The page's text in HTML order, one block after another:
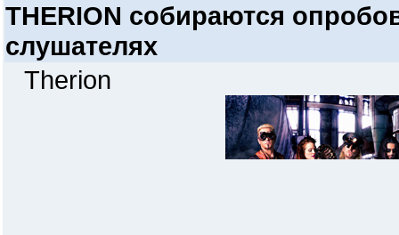
THERION собираются
слушателях
Therion